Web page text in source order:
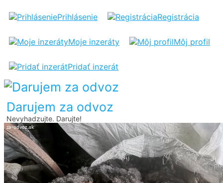
Prihlásenie Registrácia
Moje inzeráty Môj profil
Pridať inzerát
Darujem za odvoz
Nevyhadzujte. Darujte!
VLNA